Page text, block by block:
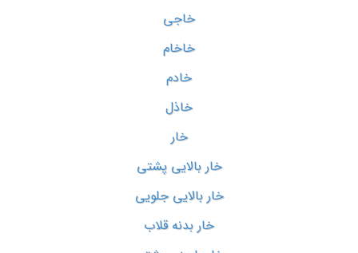
خاجی
خاخام
خادم
خاذل
خار
خار بالایی پشتی
خار بالایی جلویی
خار بدنه قلاب